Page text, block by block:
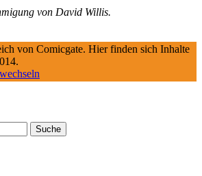
von David Willis.
von Comicgate. Hier finden sich Inhalte